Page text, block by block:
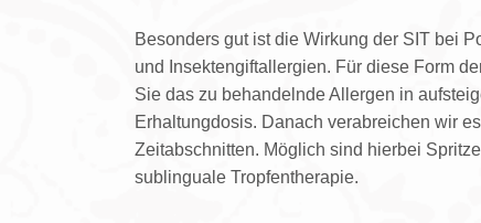
Besonders gut ist die Wirkung der SIT bei
und Insektengiftallergien. Für diese Form
Sie das zu behandelnde Allergen in
Erhaltungdosis. Danach verabreichen wir
Zeitabschnitten. Möglich sind hierbei
sublinguale Tropfentherapie.